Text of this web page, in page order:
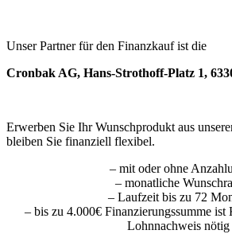
Unser Partner für den Finanzkauf ist die
Cronbak AG, Hans-Strothoff-Platz 1,
Erwerben Sie Ihr Wunschprodukt aus
bleiben Sie finanziell flexibel.
– mit oder ohne
– monatliche
– Laufzeit bis zu 72
– bis zu 4.000€ Finanzierungssumme
Lohnnachweis nötig